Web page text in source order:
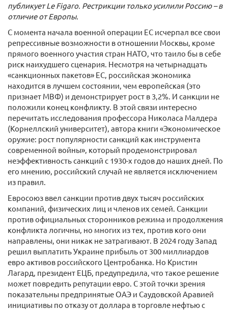
публикует Le Figaro. Рестрикции только усилили Россию – в
отличие от Европы.
С момента начала военной операции ЕС исчерпал все свои
репрессивные возможности в отношении Москвы, кроме
прямого военного участия стран НАТО, что таило бы в себе
риск наихудшего сценария. Несмотря на четырнадцать
«санкционных пакетов» ЕС, российская экономика
находится в лучшем состоянии, чем европейская (это
признает МВФ) и демонстрирует рост в 3,2%. И санкции не
положили конец конфликту. В этой связи интересно
перечитать исследования профессора Николаса Малдера
(Корнеллский университет), автора книги «Экономическое
оружие: рост популярности санкций как инструмента
современной войны», который продемонстрировал
неэффективность санкций с 1930-х годов до наших дней. По
его мнению, российский случай не является исключением
из правил.
Евросоюз ввел санкции против двух тысяч российских
компаний, физических лиц и членов их семей. Санкции
против официальных сторонников режима и продолжения
конфликта логичны, но многих из тех, против кого они
направлены, они никак не затрагивают. В 2024 году Запад
решил выплатить Украине прибыль от 300 миллиардов
евро активов российского Центробанка. Но Кристин
Лагард, президент ЕЦБ, предупредила, что такое решение
может повредить репутации евро. С этой точки зрения
показательны предпринятые ОАЭ и Саудовской Аравией
инициативы по отказу от доллара в торговле нефтью с